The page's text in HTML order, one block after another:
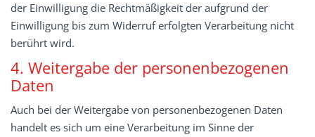
der Einwilligung die Rechtmäßigkeit der aufgrund der
Einwilligung bis zum Widerruf erfolgten Verarbeitung nicht
berührt wird.
4. Weitergabe der personenbezogenen
Daten
Auch bei der Weitergabe von personenbezogenen Daten
handelt es sich um eine Verarbeitung im Sinne der